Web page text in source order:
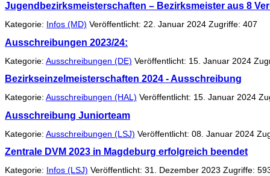
Jugendbezirksmeisterschaften – Bezirksmeister aus 8
Kategorie: Infos (MD) Veröffentlicht: 22. Januar 2024 Zugriffe: 407
Ausschreibungen 2023/24:
Kategorie: Ausschreibungen (DE) Veröffentlicht: 15. Januar 2024
Bezirkseinzelmeisterschaften 2024 - Ausschreibung
Kategorie: Ausschreibungen (HAL) Veröffentlicht: 15. Januar 2024
Ausschreibung Juniorteam
Kategorie: Ausschreibungen (LSJ) Veröffentlicht: 08. Januar 2024
Zentrale DVM 2023 in Magdeburg erfolgreich beendet
Kategorie: Infos (LSJ) Veröffentlicht: 31. Dezember 2023 Zugriffe: